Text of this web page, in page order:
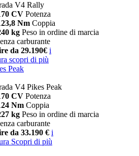
V4 Rally
CV Potenza
Nm Coppia
kg Peso in ordine di marcia
carburante
da 29.190€ i
scopri di più
Peak
V4 Pikes Peak
CV Potenza
Nm Coppia
kg Peso in ordine di marcia
carburante
da 33.190 € i
Scopri di più